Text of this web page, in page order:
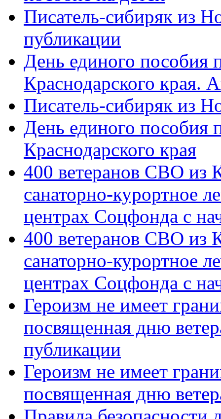
Писатель-сибиряк из
публикации
День единого пособия
Краснодарского края.
Писатель-сибиряк из
День единого пособия
Краснодарского края
400 ветеранов СВО из
санаторно-курортное
центрах Соцфонда с
400 ветеранов СВО из
санаторно-курортное
центрах Соцфонда с
Героизм не имеет
посвященная дню
публикации
Героизм не имеет
посвященная дню